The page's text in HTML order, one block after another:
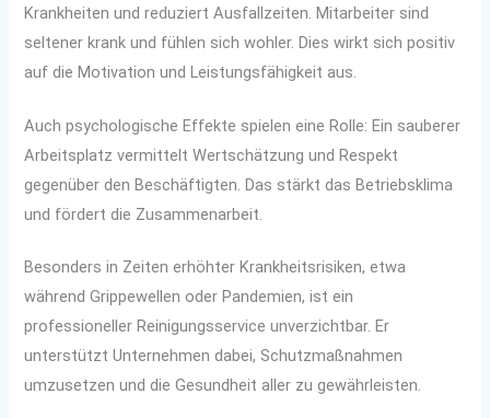
Krankheiten und reduziert Ausfallzeiten. Mitarbeiter sind
seltener krank und fühlen sich wohler. Dies wirkt sich positiv
auf die Motivation und Leistungsfähigkeit aus.
Auch psychologische Effekte spielen eine Rolle: Ein sauberer
Arbeitsplatz vermittelt Wertschätzung und Respekt
gegenüber den Beschäftigten. Das stärkt das Betriebsklima
und fördert die Zusammenarbeit.
Besonders in Zeiten erhöhter Krankheitsrisiken, etwa
während Grippewellen oder Pandemien, ist ein
professioneller Reinigungsservice unverzichtbar. Er
unterstützt Unternehmen dabei, Schutzmaßnahmen
umzusetzen und die Gesundheit aller zu gewährleisten.